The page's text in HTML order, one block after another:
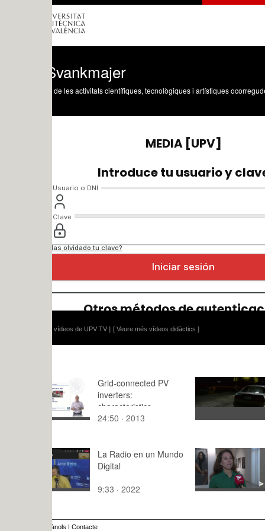
les activitats científiques, tecnològiques i artístiques ocorregudes en els tres
vídeos de UPV TV ] [ Veure més vídeos didàctics ]
Grid-connected PV
inverters:
characteristics
24:50 · 2013
Fleischer,
2:14 · 2014
La Radio en un Mundo
Digital
9:33 · 2022
Alter Ego
3:,0 · 2024